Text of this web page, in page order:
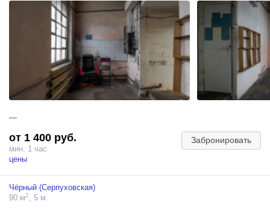
тканевые фоны в аренду. Разрешена съемка с животными по
предварительному согласованию.
Минимальное время бронирования — 1 час. Зал возможно
забронировать по внесенной предоплате 50% от суммы.
1 час съемки — 3200р.
—
от 1 400 руб.
мин. 1 час
цены
Забронировать
Чёрный (Серпуховская)
90 м2 , 5 м